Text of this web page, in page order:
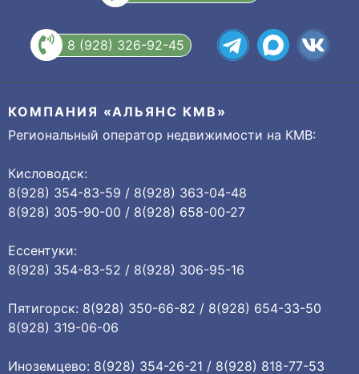
8 (928) 326-92-45
КОМПАНИЯ «АЛЬЯНС КМВ»
Региональный оператор недвижимости на КМВ:
Кисловодск:
8(928) 354-83-59 / 8(928) 363-04-48
8(928) 305-90-00 / 8(928) 658-00-27
Ессентуки:
8(928) 354-83-52 / 8(928) 306-95-16
Пятигорск: 8(928) 350-66-82 / 8(928) 654-33-50
8(928) 319-06-06
Иноземцево: 8(928) 354-26-21 / 8(928) 818-77-53